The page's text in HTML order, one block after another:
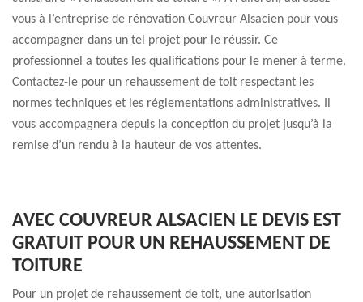
vous à l’entreprise de rénovation Couvreur Alsacien pour vous
accompagner dans un tel projet pour le réussir. Ce
professionnel a toutes les qualifications pour le mener à terme.
Contactez-le pour un rehaussement de toit respectant les
normes techniques et les réglementations administratives. Il
vous accompagnera depuis la conception du projet jusqu’à la
remise d’un rendu à la hauteur de vos attentes.
AVEC COUVREUR ALSACIEN LE DEVIS EST
GRATUIT POUR UN REHAUSSEMENT DE
TOITURE
Pour un projet de rehaussement de toit, une autorisation